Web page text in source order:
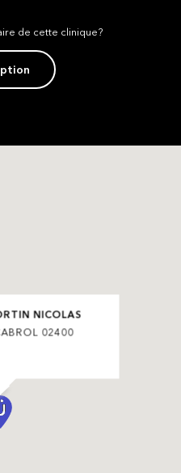
de cette clinique?
NICOLAS
02400